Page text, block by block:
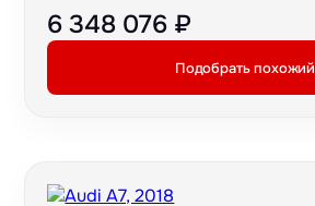
6 348 076 ₽
Подобрать похожий